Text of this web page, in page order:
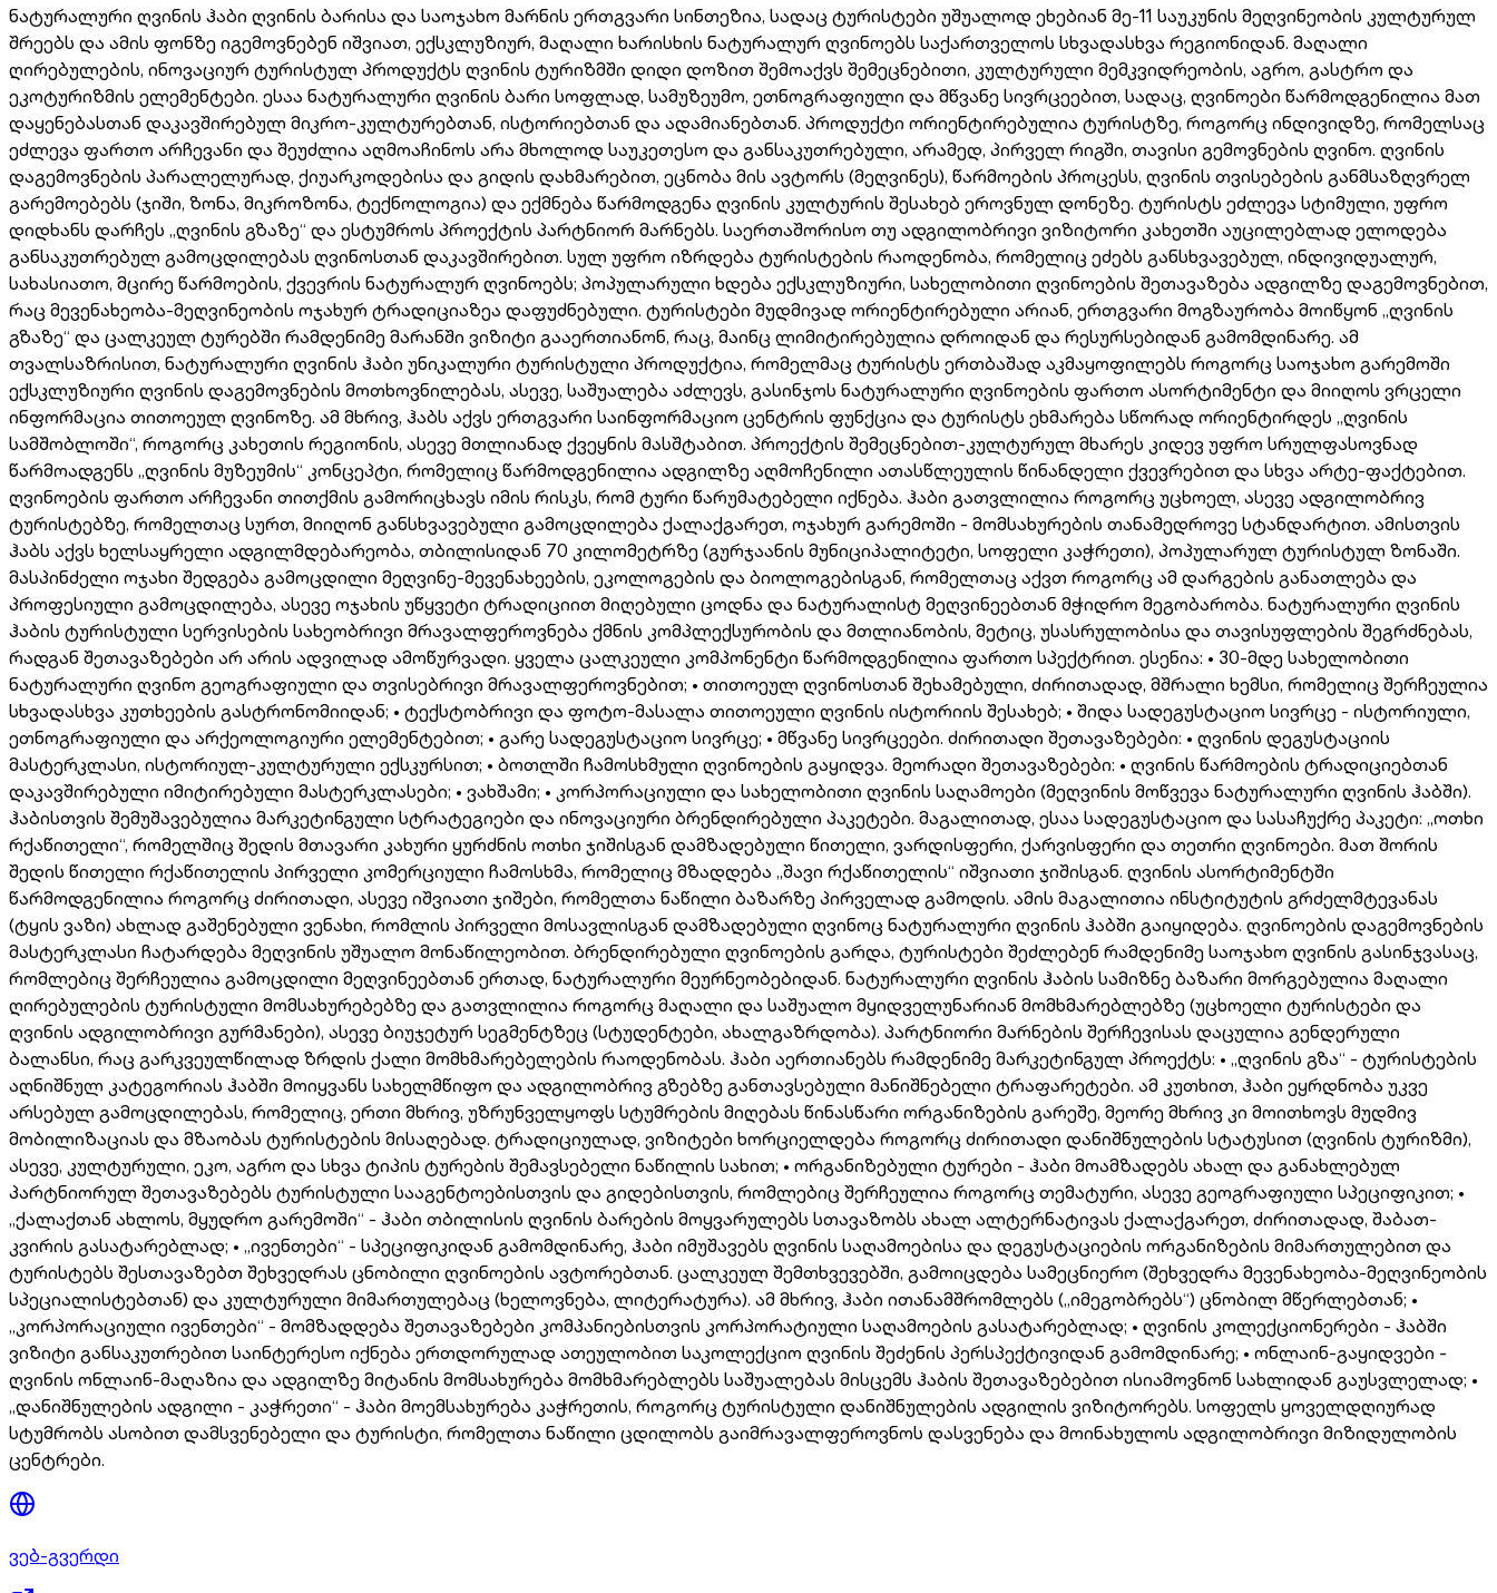
ნატურალური ღვინის ჰაბი ღვინის ბარისა და საოჯახო მარნის ერთგვარი სინთეზია, სადაც ტურისტები უშუალოდ ეხებიან მე-11 საუკუნის მეღვინეობის კულტურულ
შრეებს და ამის ფონზე იგემოვნებენ იშვიათ, ექსკლუზიურ, მაღალი ხარისხის ნატურალურ ღვინოებს საქართველოს სხვადასხვა რეგიონიდან. მაღალი
ღირებულების, ინოვაციურ ტურისტულ პროდუქტს ღვინის ტურიზმში დიდი დოზით შემოაქვს შემეცნებითი, კულტურული მემკვიდრეობის, აგრო, გასტრო და
ეკოტურიზმის ელემენტები. ესაა ნატურალური ღვინის ბარი სოფლად, სამუზეუმო, ეთნოგრაფიული და მწვანე სივრცეებით, სადაც, ღვინოები წარმოდგენილია მათ
დაყენებასთან დაკავშირებულ მიკრო-კულტურებთან, ისტორიებთან და ადამიანებთან. პროდუქტი ორიენტირებულია ტურისტზე, როგორც ინდივიდზე, რომელსაც
ეძლევა ფართო არჩევანი და შეუძლია აღმოაჩინოს არა მხოლოდ საუკეთესო და განსაკუთრებული, არამედ, პირველ რიგში, თავისი გემოვნების ღვინო. ღვინის
დაგემოვნების პარალელურად, ქიუარკოდებისა და გიდის დახმარებით, ეცნობა მის ავტორს (მეღვინეს), წარმოების პროცესს, ღვინის თვისებების განმსაზღვრელ
გარემოებებს (ჯიში, ზონა, მიკროზონა, ტექნოლოგია) და ექმნება წარმოდგენა ღვინის კულტურის შესახებ ეროვნულ დონეზე. ტურისტს ეძლევა სტიმული, უფრო
დიდხანს დარჩეს „ღვინის გზაზე“ და ესტუმროს პროექტის პარტნიორ მარნებს. საერთაშორისო თუ ადგილობრივი ვიზიტორი კახეთში აუცილებლად ელოდება
განსაკუთრებულ გამოცდილებას ღვინოსთან დაკავშირებით. სულ უფრო იზრდება ტურისტების რაოდენობა, რომელიც ეძებს განსხვავებულ, ინდივიდუალურ,
სახასიათო, მცირე წარმოების, ქვევრის ნატურალურ ღვინოებს; პოპულარული ხდება ექსკლუზიური, სახელობითი ღვინოების შეთავაზება ადგილზე დაგემოვნებით,
რაც მევენახეობა-მეღვინეობის ოჯახურ ტრადიციაზეა დაფუძნებული. ტურისტები მუდმივად ორიენტირებული არიან, ერთგვარი მოგზაურობა მოიწყონ „ღვინის
გზაზე“ და ცალკეულ ტურებში რამდენიმე მარანში ვიზიტი გააერთიანონ, რაც, მაინც ლიმიტირებულია დროიდან და რესურსებიდან გამომდინარე. ამ
თვალსაზრისით, ნატურალური ღვინის ჰაბი უნიკალური ტურისტული პროდუქტია, რომელმაც ტურისტს ერთბაშად აკმაყოფილებს როგორც საოჯახო გარემოში
ექსკლუზიური ღვინის დაგემოვნების მოთხოვნილებას, ასევე, საშუალება აძლევს, გასინჯოს ნატურალური ღვინოების ფართო ასორტიმენტი და მიიღოს ვრცელი
ინფორმაცია თითოეულ ღვინოზე. ამ მხრივ, ჰაბს აქვს ერთგვარი საინფორმაციო ცენტრის ფუნქცია და ტურისტს ეხმარება სწორად ორიენტირდეს „ღვინის
სამშობლოში“, როგორც კახეთის რეგიონის, ასევე მთლიანად ქვეყნის მასშტაბით. პროექტის შემეცნებით-კულტურულ მხარეს კიდევ უფრო სრულფასოვნად
წარმოადგენს „ღვინის მუზეუმის“ კონცეპტი, რომელიც წარმოდგენილია ადგილზე აღმოჩენილი ათასწლეულის წინანდელი ქვევრებით და სხვა არტე-ფაქტებით.
ღვინოების ფართო არჩევანი თითქმის გამორიცხავს იმის რისკს, რომ ტური წარუმატებელი იქნება. ჰაბი გათვლილია როგორც უცხოელ, ასევე ადგილობრივ
ტურისტებზე, რომელთაც სურთ, მიიღონ განსხვავებული გამოცდილება ქალაქგარეთ, ოჯახურ გარემოში - მომსახურების თანამედროვე სტანდარტით. ამისთვის
ჰაბს აქვს ხელსაყრელი ადგილმდებარეობა, თბილისიდან 70 კილომეტრზე (გურჯაანის მუნიციპალიტეტი, სოფელი კაჭრეთი), პოპულარულ ტურისტულ ზონაში.
მასპინძელი ოჯახი შედგება გამოცდილი მეღვინე-მევენახეების, ეკოლოგების და ბიოლოგებისგან, რომელთაც აქვთ როგორც ამ დარგების განათლება და
პროფესიული გამოცდილება, ასევე ოჯახის უწყვეტი ტრადიციით მიღებული ცოდნა და ნატურალისტ მეღვინეებთან მჭიდრო მეგობარობა. ნატურალური ღვინის
ჰაბის ტურისტული სერვისების სახეობრივი მრავალფეროვნება ქმნის კომპლექსურობის და მთლიანობის, მეტიც, უსასრულობისა და თავისუფლების შეგრძნებას,
რადგან შეთავაზებები არ არის ადვილად ამოწურვადი. ყველა ცალკეული კომპონენტი წარმოდგენილია ფართო სპექტრით. ესენია: • 30-მდე სახელობითი
ნატურალური ღვინო გეოგრაფიული და თვისებრივი მრავალფეროვნებით; • თითოეულ ღვინოსთან შეხამებული, ძირითადად, მშრალი ხემსი, რომელიც შერჩეულია
სხვადასხვა კუთხეების გასტრონომიიდან; • ტექსტობრივი და ფოტო-მასალა თითოეული ღვინის ისტორიის შესახებ; • შიდა სადეგუსტაციო სივრცე - ისტორიული,
ეთნოგრაფიული და არქეოლოგიური ელემენტებით; • გარე სადეგუსტაციო სივრცე; • მწვანე სივრცეები. ძირითადი შეთავაზებები: • ღვინის დეგუსტაციის
მასტერკლასი, ისტორიულ-კულტურული ექსკურსით; • ბოთლში ჩამოსხმული ღვინოების გაყიდვა. მეორადი შეთავაზებები: • ღვინის წარმოების ტრადიციებთან
დაკავშირებული იმიტირებული მასტერკლასები; • ვახშამი; • კორპორაციული და სახელობითი ღვინის საღამოები (მეღვინის მოწვევა ნატურალური ღვინის ჰაბში).
ჰაბისთვის შემუშავებულია მარკეტინგული სტრატეგიები და ინოვაციური ბრენდირებული პაკეტები. მაგალითად, ესაა სადეგუსტაციო და სასაჩუქრე პაკეტი: „ოთხი
რქაწითელი“, რომელშიც შედის მთავარი კახური ყურძნის ოთხი ჯიშისგან დამზადებული წითელი, ვარდისფერი, ქარვისფერი და თეთრი ღვინოები. მათ შორის
შედის წითელი რქაწითელის პირველი კომერციული ჩამოსხმა, რომელიც მზადდება „შავი რქაწითელის“ იშვიათი ჯიშისგან. ღვინის ასორტიმენტში
წარმოდგენილია როგორც ძირითადი, ასევე იშვიათი ჯიშები, რომელთა ნაწილი ბაზარზე პირველად გამოდის. ამის მაგალითია ინსტიტუტის გრძელმტევანას
(ტყის ვაზი) ახლად გაშენებული ვენახი, რომლის პირველი მოსავლისგან დამზადებული ღვინოც ნატურალური ღვინის ჰაბში გაიყიდება. ღვინოების დაგემოვნების
მასტერკლასი ჩატარდება მეღვინის უშუალო მონაწილეობით. ბრენდირებული ღვინოების გარდა, ტურისტები შეძლებენ რამდენიმე საოჯახო ღვინის გასინჯვასაც,
რომლებიც შერჩეულია გამოცდილი მეღვინეებთან ერთად, ნატურალური მეურნეობებიდან. ნატურალური ღვინის ჰაბის სამიზნე ბაზარი მორგებულია მაღალი
ღირებულების ტურისტული მომსახურებებზე და გათვლილია როგორც მაღალი და საშუალო მყიდველუნარიან მომხმარებლებზე (უცხოელი ტურისტები და
ღვინის ადგილობრივი გურმანები), ასევე ბიუჯეტურ სეგმენტზეც (სტუდენტები, ახალგაზრდობა). პარტნიორი მარნების შერჩევისას დაცულია გენდერული
ბალანსი, რაც გარკვეულწილად ზრდის ქალი მომხმარებელების რაოდენობას. ჰაბი აერთიანებს რამდენიმე მარკეტინგულ პროექტს: • „ღვინის გზა“ - ტურისტების
აღნიშნულ კატეგორიას ჰაბში მოიყვანს სახელმწიფო და ადგილობრივ გზებზე განთავსებული მანიშნებელი ტრაფარეტები. ამ კუთხით, ჰაბი ეყრდნობა უკვე
არსებულ გამოცდილებას, რომელიც, ერთი მხრივ, უზრუნველყოფს სტუმრების მიღებას წინასწარი ორგანიზების გარეშე, მეორე მხრივ კი მოითხოვს მუდმივ
მობილიზაციას და მზაობას ტურისტების მისაღებად. ტრადიციულად, ვიზიტები ხორციელდება როგორც ძირითადი დანიშნულების სტატუსით (ღვინის ტურიზმი),
ასევე, კულტურული, ეკო, აგრო და სხვა ტიპის ტურების შემავსებელი ნაწილის სახით; • ორგანიზებული ტურები - ჰაბი მოამზადებს ახალ და განახლებულ
პარტნიორულ შეთავაზებებს ტურისტული სააგენტოებისთვის და გიდებისთვის, რომლებიც შერჩეულია როგორც თემატური, ასევე გეოგრაფიული სპეციფიკით; •
„ქალაქთან ახლოს, მყუდრო გარემოში“ - ჰაბი თბილისის ღვინის ბარების მოყვარულებს სთავაზობს ახალ ალტერნატივას ქალაქგარეთ, ძირითადად, შაბათ-
კვირის გასატარებლად; • „ივენთები“ - სპეციფიკიდან გამომდინარე, ჰაბი იმუშავებს ღვინის საღამოებისა და დეგუსტაციების ორგანიზების მიმართულებით და
ტურისტებს შესთავაზებთ შეხვედრას ცნობილი ღვინოების ავტორებთან. ცალკეულ შემთხვევებში, გამოიცდება სამეცნიერო (შეხვედრა მევენახეობა-მეღვინეობის
სპეციალისტებთან) და კულტურული მიმართულებაც (ხელოვნება, ლიტერატურა). ამ მხრივ, ჰაბი ითანამშრომლებს („იმეგობრებს“) ცნობილ მწერლებთან; •
„კორპორაციული ივენთები“ - მომზადდება შეთავაზებები კომპანიებისთვის კორპორატიული საღამოების გასატარებლად; • ღვინის კოლექციონერები - ჰაბში
ვიზიტი განსაკუთრებით საინტერესო იქნება ერთდორულად ათეულობით საკოლექციო ღვინის შეძენის პერსპექტივიდან გამომდინარე; • ონლაინ-გაყიდვები -
ღვინის ონლაინ-მაღაზია და ადგილზე მიტანის მომსახურება მომხმარებლებს საშუალებას მისცემს ჰაბის შეთავაზებებით ისიამოვნონ სახლიდან გაუსვლელად; •
„დანიშნულების ადგილი - კაჭრეთი“ - ჰაბი მოემსახურება კაჭრეთის, როგორც ტურისტული დანიშნულების ადგილის ვიზიტორებს. სოფელს ყოველდღიურად
სტუმრობს ასობით დამსვენებელი და ტურისტი, რომელთა ნაწილი ცდილობს გაიმრავალფეროვნოს დასვენება და მოინახულოს ადგილობრივი მიზიდულობის
ცენტრები.
ვებ-გვერდი